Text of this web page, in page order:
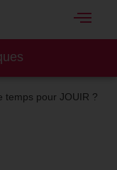
temps pour JOUIR ?